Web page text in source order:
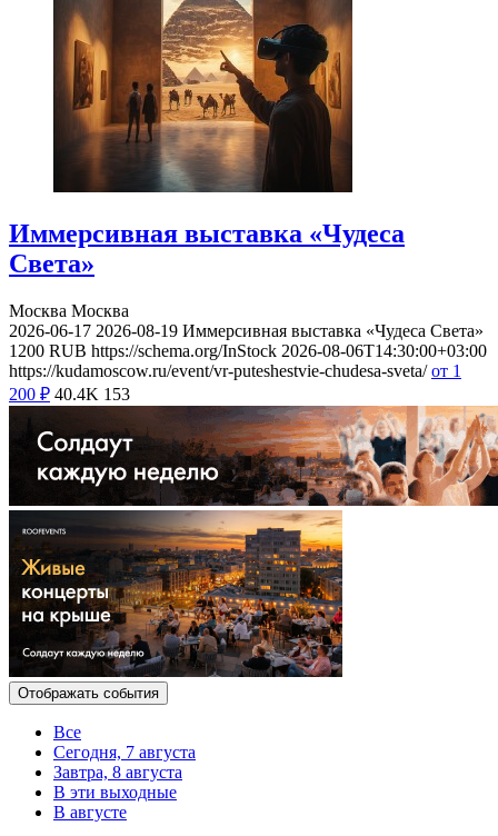
Иммерсивная выставка «Чудеса
Света»
Москва Москва
2026-06-17 2026-08-19 Иммерсивная выставка «Чудеса Света»
1200 RUB https://schema.org/InStock 2026-08-06T14:30:00+03:00
https://kudamoscow.ru/event/vr-puteshestvie-chudesa-sveta/ от 1
200 ₽ 40.4K 153
Отображать события
Все
Сегодня, 7 августа
Завтра, 8 августа
В эти выходные
В августе